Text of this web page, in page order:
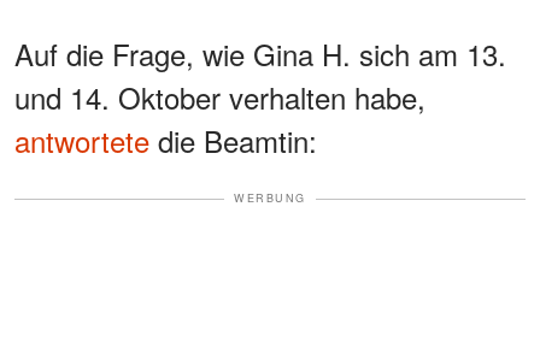
Auf die Frage, wie Gina H. sich am 13.
und 14. Oktober verhalten habe,
antwortete die Beamtin:
WERBUNG